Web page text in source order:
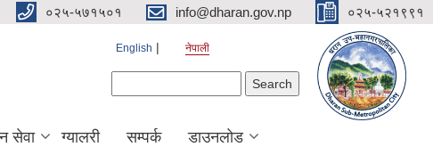
०२५-५७१५०१ info@dharan.gov.np ०२५-५२१९९१
English नेपाली
सेवा ग्यालरी सम्पर्क डाउनलोड